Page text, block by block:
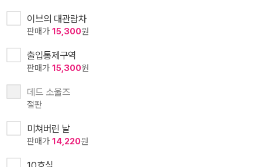
이브의 대관람차
판매가 15,300원
출입통제구역
판매가 15,300원
데드 소울즈
절판
미쳐버린 날
판매가 14,220원